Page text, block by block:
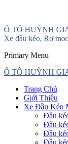
Ô TÔ HUỲNH
Xe đầu kéo, Rơ
Primary Menu
Ô TÔ HUỲNH
Trang Chủ
Giới Thiệu
Xe Đầu Kéo
Đầu
Đầu
Đầu
Đầu